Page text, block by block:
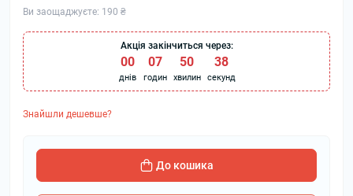
Ви заощаджуєте: 190 ₴
Акція закінчиться через:
00
днів
07
годин
50
хвилин
37
секунд
Знайшли дешевше?
До кошика